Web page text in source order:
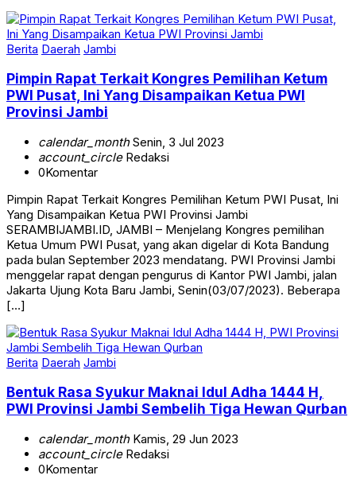
Berita Daerah Jambi
Pimpin Rapat Terkait Kongres Pemilihan Ketum
PWI Pusat, Ini Yang Disampaikan Ketua PWI
Provinsi Jambi
calendar_monthSenin, 3 Jul 2023
account_circleRedaksi
0Komentar
Pimpin Rapat Terkait Kongres Pemilihan Ketum PWI Pusat, Ini
Yang Disampaikan Ketua PWI Provinsi Jambi
SERAMBIJAMBI.ID, JAMBI – Menjelang Kongres pemilihan
Ketua Umum PWI Pusat, yang akan digelar di Kota Bandung
pada bulan September 2023 mendatang. PWI Provinsi Jambi
menggelar rapat dengan pengurus di Kantor PWI Jambi, jalan
Jakarta Ujung Kota Baru Jambi, Senin(03/07/2023). Beberapa
[…]
Berita Daerah Jambi
Bentuk Rasa Syukur Maknai Idul Adha 1444 H,
PWI Provinsi Jambi Sembelih Tiga Hewan Qurban
calendar_monthKamis, 29 Jun 2023
account_circleRedaksi
0Komentar